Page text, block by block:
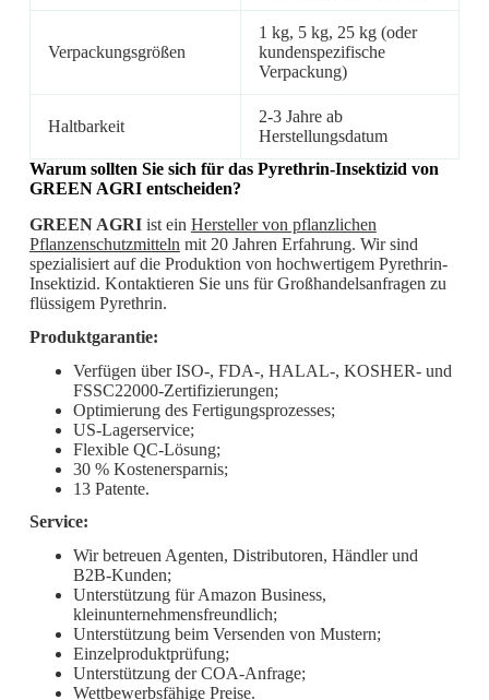
Verpackungsgrößen
1 kg, 5 kg, 25 kg (oder
kundenspezifische
Verpackung)
Haltbarkeit
2-3 Jahre ab
Herstellungsdatum
Warum sollten Sie sich für das Pyrethrin-Insektizid von
GREEN AGRI entscheiden?
GREEN AGRIist ein Hersteller von pflanzlichen
Pflanzenschutzmitteln mit 20 Jahren Erfahrung. Wir sind
spezialisiert auf die Produktion von hochwertigem Pyrethrin-
Insektizid. Kontaktieren Sie uns für Großhandelsanfragen zu
flüssigem Pyrethrin.
Produktgarantie:
Verfügen über ISO-, FDA-, HALAL-, KOSHER- und
FSSC22000-Zertifizierungen;
Optimierung des Fertigungsprozesses;
US-Lagerservice;
Flexible QC-Lösung;
30 % Kostenersparnis;
13 Patente.
Service:
Wir betreuen Agenten, Distributoren, Händler und
B2B-Kunden;
Unterstützung für Amazon Business,
kleinunternehmensfreundlich;
Unterstützung beim Versenden von Mustern;
Einzelproduktprüfung;
Unterstützung der COA-Anfrage;
Wettbewerbsfähige Preise.